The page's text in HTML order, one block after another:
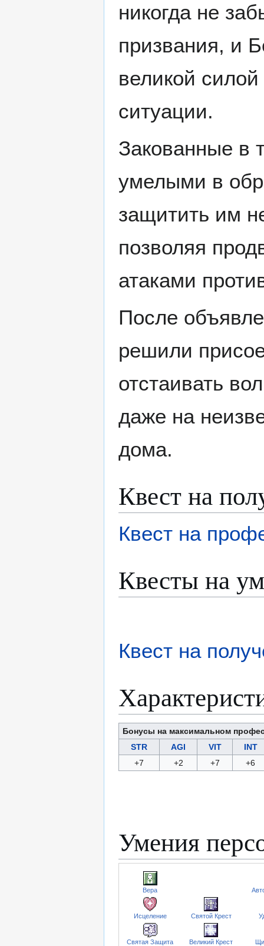
никогда не
призвания, и
великой
ситуации.
Закованные в
умелыми в
защитить им
позволяя
атаками
После
решили
отстаивать
даже на
дома.
Квест на
Квест на
Квесты на
Квест на
Бонусы на максимальном
STR
AGI VIT
INT
+7
+2 +7 +6
Умения
Вера
Исцеление Святой Крест
Святая Защита Великий Крест